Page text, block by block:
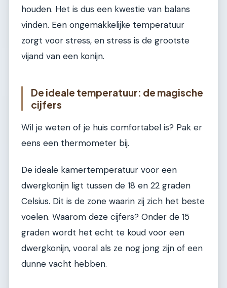
houden. Het is dus een kwestie van balans
vinden. Een ongemakkelijke temperatuur
zorgt voor stress, en stress is de grootste
vijand van een konijn.
De ideale temperatuur: de magische
cijfers
Wil je weten of je huis comfortabel is? Pak er
eens een thermometer bij.
De ideale kamertemperatuur voor een
dwergkonijn ligt tussen de 18 en 22 graden
Celsius. Dit is de zone waarin zij zich het beste
voelen. Waarom deze cijfers? Onder de 15
graden wordt het echt te koud voor een
dwergkonijn, vooral als ze nog jong zijn of een
dunne vacht hebben.